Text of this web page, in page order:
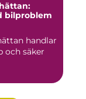
bilproblem
handlar
och säker